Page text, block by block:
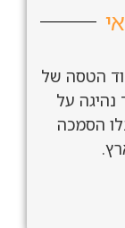
הטסה של
נהיגה על
תקבלו הסמכה